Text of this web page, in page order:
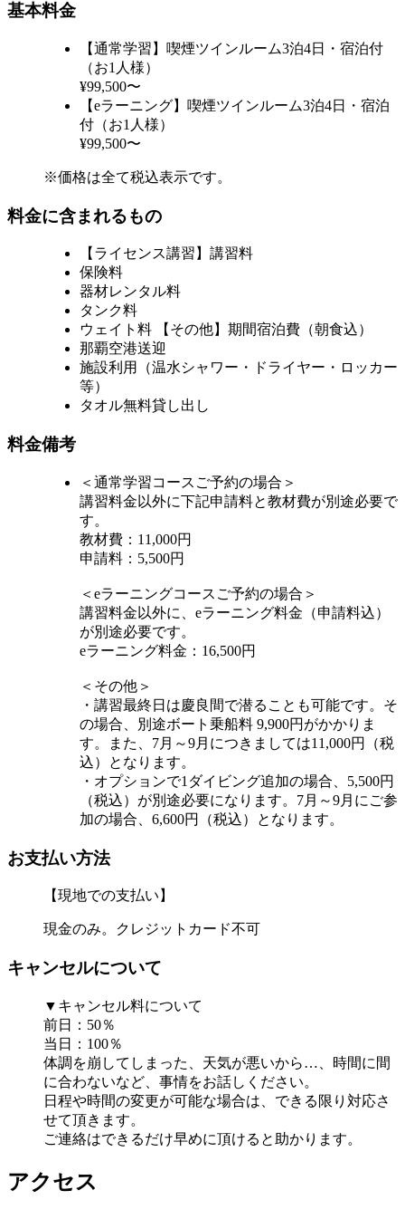
基本料金
【通常学習】喫煙ツインルーム3泊4日・宿泊付
（お1人様）
¥99,500〜
【eラーニング】喫煙ツインルーム3泊4日・宿泊
付（お1人様）
¥99,500〜
※価格は全て税込表示です。
料金に含まれるもの
【ライセンス講習】講習料
保険料
器材レンタル料
タンク料
ウェイト料 【その他】期間宿泊費（朝食込）
那覇空港送迎
施設利用（温水シャワー・ドライヤー・ロッカー
等）
タオル無料貸し出し
料金備考
＜通常学習コースご予約の場合＞
講習料金以外に下記申請料と教材費が別途必要で
す。
教材費：11,000円
申請料：5,500円
＜eラーニングコースご予約の場合＞
講習料金以外に、eラーニング料金（申請料込）
が別途必要です。
eラーニング料金：16,500円
＜その他＞
・講習最終日は慶良間で潜ることも可能です。そ
の場合、別途ボート乗船料 9,900円がかかりま
す。また、7月～9月につきましては11,000円（税
込）となります。
・オプションで1ダイビング追加の場合、5,500円
（税込）が別途必要になります。7月～9月にご参
加の場合、6,600円（税込）となります。
お支払い方法
【現地での支払い】
現金のみ。クレジットカード不可
キャンセルについて
▼キャンセル料について
前日：50％
当日：100％
体調を崩してしまった、天気が悪いから…、時間に間
に合わないなど、事情をお話しください。
日程や時間の変更が可能な場合は、できる限り対応さ
せて頂きます。
ご連絡はできるだけ早めに頂けると助かります。
アクセス